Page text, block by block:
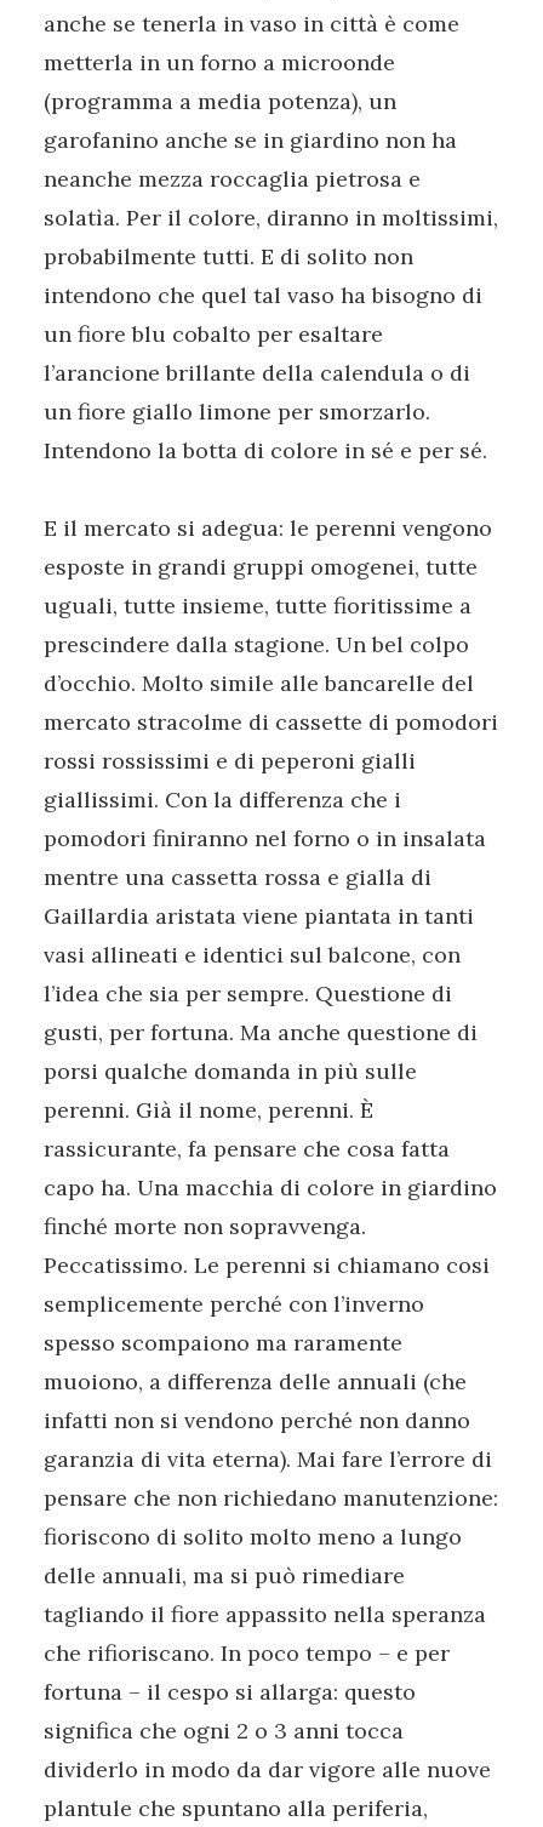
anche se tenerla in vaso in città è come
metterla in un forno a microonde
(programma a media potenza), un
garofanino anche se in giardino non ha
neanche mezza roccaglia pietrosa e
solatìa. Per il colore, diranno in moltissimi,
probabilmente tutti. E di solito non
intendono che quel tal vaso ha bisogno di
un fiore blu cobalto per esaltare
l’arancione brillante della calendula o di
un fiore giallo limone per smorzarlo.
Intendono la botta di colore in sé e per sé.
E il mercato si adegua: le perenni vengono
esposte in grandi gruppi omogenei, tutte
uguali, tutte insieme, tutte fioritissime a
prescindere dalla stagione. Un bel colpo
d’occhio. Molto simile alle bancarelle del
mercato stracolme di cassette di pomodori
rossi rossissimi e di peperoni gialli
giallissimi. Con la differenza che i
pomodori finiranno nel forno o in insalata
mentre una cassetta rossa e gialla di
Gaillardia aristata viene piantata in tanti
vasi allineati e identici sul balcone, con
l’idea che sia per sempre. Questione di
gusti, per fortuna. Ma anche questione di
porsi qualche domanda in più sulle
perenni. Già il nome, perenni. È
rassicurante, fa pensare che cosa fatta
capo ha. Una macchia di colore in giardino
finché morte non sopravvenga.
Peccatissimo. Le perenni si chiamano cosi
semplicemente perché con l’inverno
spesso scompaiono ma raramente
muoiono, a differenza delle annuali (che
infatti non si vendono perché non danno
garanzia di vita eterna). Mai fare l’errore di
pensare che non richiedano manutenzione:
fioriscono di solito molto meno a lungo
delle annuali, ma si può rimediare
tagliando il fiore appassito nella speranza
che rifioriscano. In poco tempo – e per
fortuna – il cespo si allarga: questo
significa che ogni 2 o 3 anni tocca
dividerlo in modo da dar vigore alle nuove
plantule che spuntano alla periferia,